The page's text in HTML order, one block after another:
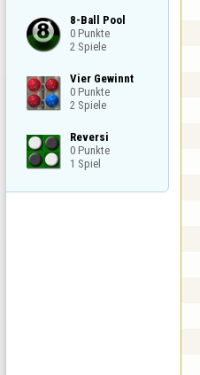
8-Ball Pool
0 Punkte
2 Spiele
Vier Gewinnt
0 Punkte
2 Spiele
Reversi
0 Punkte
1 Spiel